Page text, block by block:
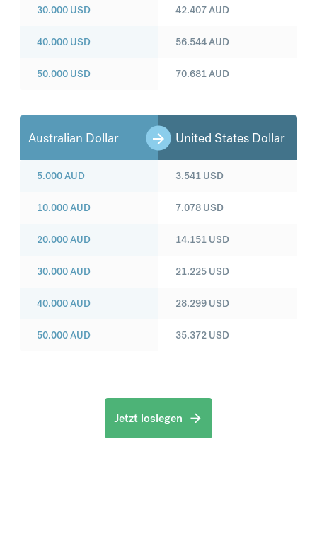
30.000 USD
40.000 USD
50.000 USD
42.407AUD
56.544AUD
70.681AUD
Australian Dollar United States Dollar
5.000AUD
10.000AUD
20.000AUD
30.000AUD
40.000AUD
50.000AUD
3.541 USD
7.078 USD
14.151 USD
21.225 USD
28.299 USD
35.372 USD
Jetzt loslegen